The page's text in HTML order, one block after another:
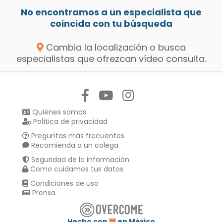
No encontramos a un especialista que
coincida con tu búsqueda
Cambia la localización o busca
especialistas que ofrezcan vídeo consulta.
Quiénes somos
Política de privacidad
Preguntas más frecuentes
Recomienda a un colega
Seguridad de la información
Como cuidamos tus datos
Condiciones de uso
Prensa